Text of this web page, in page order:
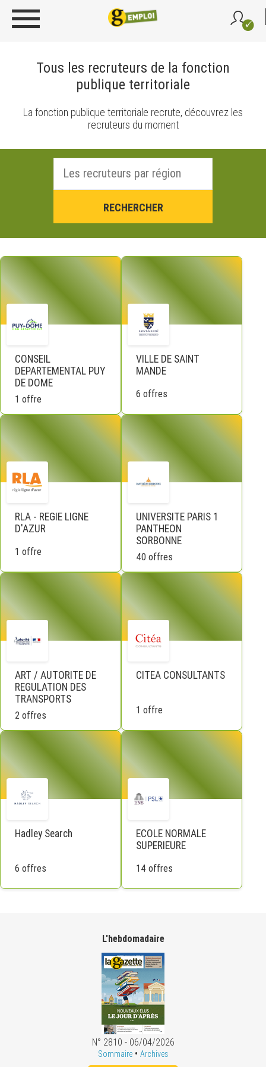
Tous les recruteurs de la fonction
publique territoriale
La fonction publique territoriale recrute, découvrez les
recruteurs du moment
CONSEIL
DEPARTEMENTAL PUY
DE DOME
1 offre
VILLE DE SAINT
MANDE
6 offres
RLA - REGIE LIGNE
D'AZUR
1 offre
UNIVERSITE PARIS 1
PANTHEON
SORBONNE
40 offres
ART / AUTORITE DE
REGULATION DES
TRANSPORTS
2 offres
CITEA CONSULTANTS
1 offre
Hadley Search
6 offres
ECOLE NORMALE
SUPERIEURE
14 offres
L'hebdomadaire
N° 2810 - 06/04/2026
Sommaire • Archives